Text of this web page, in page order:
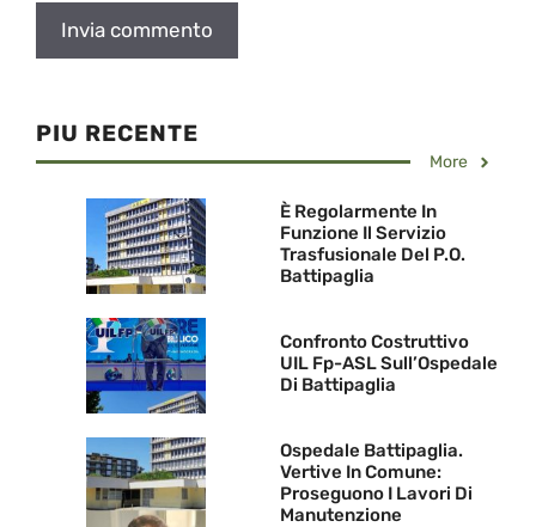
PIU RECENTE
More
È Regolarmente In
Funzione Il Servizio
Trasfusionale Del P.O.
Battipaglia
Confronto Costruttivo
UIL Fp-ASL Sull’Ospedale
Di Battipaglia
Ospedale Battipaglia.
Vertive In Comune:
Proseguono I Lavori Di
Manutenzione